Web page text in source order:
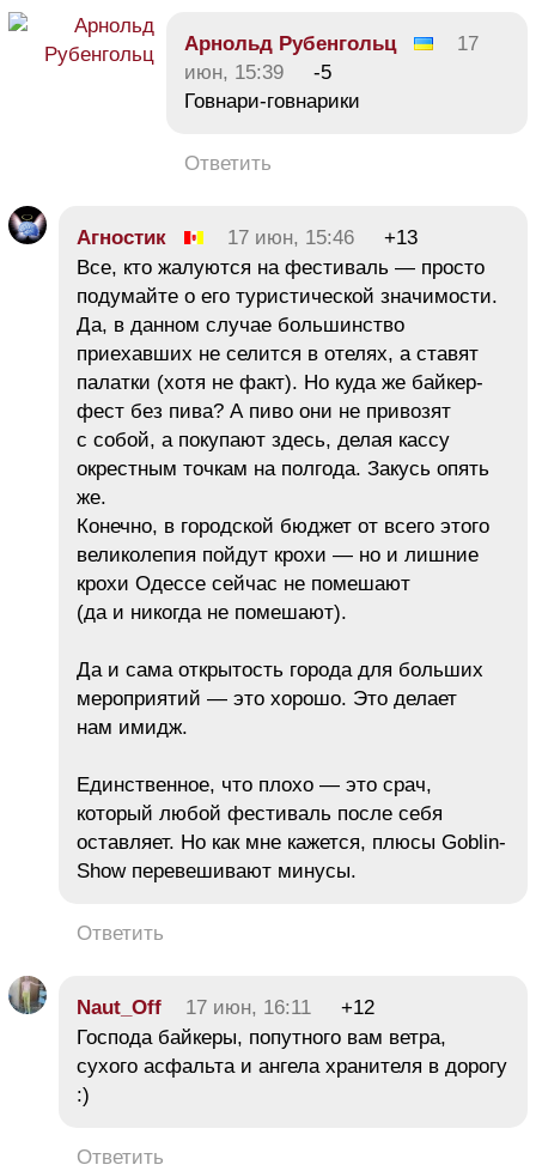
Арнольд Рубенгольц
17
июн, 15:39
-5
Говнари-говнарики
Ответить
Агностик 17 июн, 15:46
+13
Все, кто жалуются на фестиваль — просто
подумайте о его туристической значимости.
Да, в данном случае большинство
приехавших не селится в отелях, а ставят
палатки (хотя не факт). Но куда же байкер-
фест без пива? А пиво они не привозят
с собой, а покупают здесь, делая кассу
окрестным точкам на полгода. Закусь опять
же.
Конечно, в городской бюджет от всего этого
великолепия пойдут крохи — но и лишние
крохи Одессе сейчас не помешают
(да и никогда не помешают).
Да и сама открытость города для больших
мероприятий — это хорошо. Это делает
нам имидж.
Единственное, что плохо — это срач,
который любой фестиваль после себя
оставляет. Но как мне кажется, плюсы Goblin-
Show перевешивают минусы.
Ответить
Naut_Off 17 июн, 16:11
+12
Господа байкеры, попутного вам ветра,
сухого асфальта и ангела хранителя в дорогу
:)
Ответить